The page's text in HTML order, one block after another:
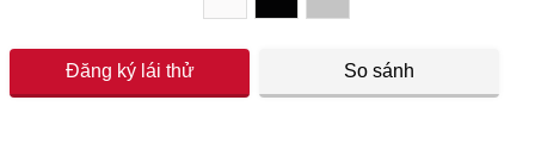
Đăng ký lái thử So sánh